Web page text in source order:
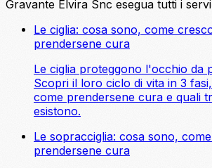
Gravante Elvira Snc esegua tutti i
Le ciglia: cosa sono, come
prendersene cura
Le ciglia proteggono l'occhio da
Scopri il loro ciclo di vita in 3
come prendersene cura e quali
esistono.
Le sopracciglia: cosa sono,
prendersene cura